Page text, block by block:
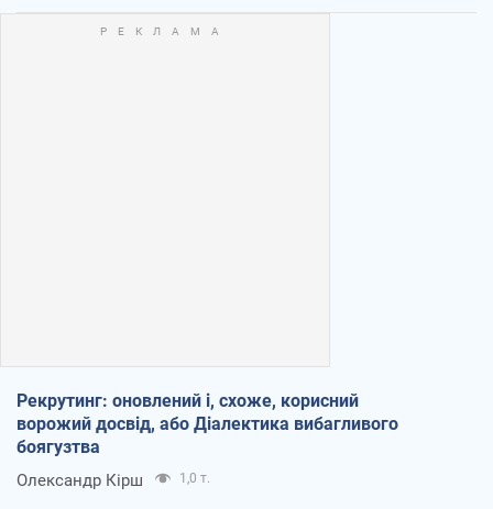
Рекрутинг: оновлений і, схоже, корисний
ворожий досвід, або Діалектика вибагливого
боягузтва
Олександр Кірш 1,0 т.